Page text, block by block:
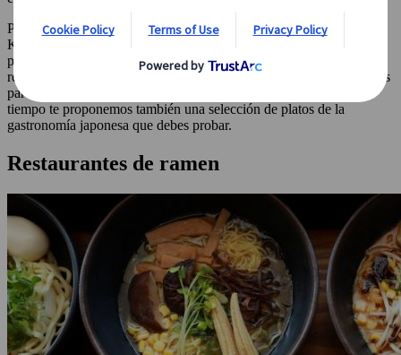
Pero entonces tú te imaginas plantado en cualquier calle de Tokio,
Kioto o Nagoya y te asalta la duda: «¿cómo podré encontrar ese
plato económico?». Aquí te vamos a indicar algunas cadenas de
restaurantes (ojo, no comida rápida), platos y determinados consejos
para ayudarte a ir un poco preparado. Si te encuentra con más
tiempo te proponemos también una selección de platos de la
gastronomía japonesa que debes probar.
Restaurantes de ramen